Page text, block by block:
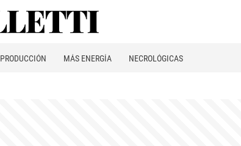
MÁS ENERGÍA NECROLÓGICAS